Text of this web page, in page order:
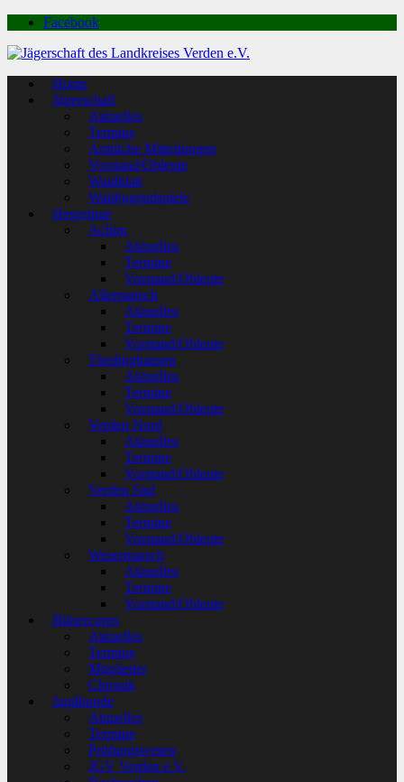
Facebook
Home
Jägerschaft
Aktuelles
Termine
Amtliche Mitteilungen
Vorstand/Obleute
Waidblatt
Waldjugendspiele
Hegeringe
Achim
Aktuelles
Termine
Vorstand/Obleute
Allermarsch
Aktuelles
Termine
Vorstand/Obleute
Thedinghausen
Aktuelles
Termine
Vorstand/Obleute
Verden Nord
Aktuelles
Termine
Vorstand/Obleute
Verden Süd
Aktuelles
Termine
Vorstand/Obleute
Wesermarsch
Aktuelles
Termine
Vorstand/Obleute
Bläsercorps
Aktuelles
Termine
Mitglieder
Chronik
Jagdhunde
Aktuelles
Termine
Prüfungswesen
JGV Verden e.V.